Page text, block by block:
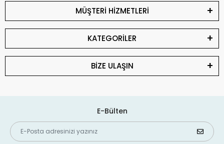
MÜŞTERİ HİZMETLERİ
KATEGORİLER
BİZE ULAŞIN
E-Bülten